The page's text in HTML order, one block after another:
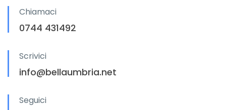
Chiamaci
0744 431492
Scrivici
info@bellaumbria.net
Seguici